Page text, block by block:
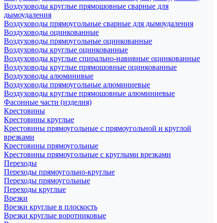
Воздуховоды круглые прямошовные сварные для
дымоудаления
Воздуховоды прямоугольные сварные для дымоудаления
Воздуховоды оцинкованные
Воздуховоды прямоугольные оцинкованные
Воздуховоды круглые оцинкованные
Воздуховоды круглые спирально-навивные оцинкованные
Воздуховоды круглые прямошовные оцинкованные
Воздуховоды алюминивые
Воздуховоды прямоугольные алюминиевые
Воздуховоды круглые прямошовные алюминиевые
Фасонные части (изделия)
Крестовины
Крестовины круглые
Крестовины прямоугольные с прямоугольной и круглой
врезками
Крестовины прямоугольные
Крестовины прямоугольные с круглыми врезками
Переходы
Переходы прямоугольно-круглые
Переходы прямоугольные
Переходы круглые
Врезки
Врезки круглые в плоскость
Врезки круглые воротниковые